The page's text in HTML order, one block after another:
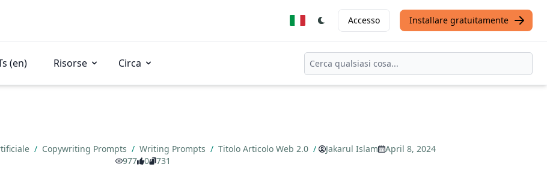
Accesso Installare gratuitamente
(en) Risorse Circa
/ Copywriting Prompts / Writing Prompts / Titolo Articolo Web 2.0 / Jakarul Islam
April 8, 2024
977
0 731